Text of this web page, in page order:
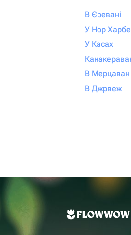
В Єревані
У Нор
У Касах
В Мерцаван
В Джрвеж